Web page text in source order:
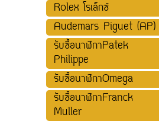
Rolex โรเล็กซ์
Audemars Piguet (AP)
รับซื้อนาฬิกาPatek
Philippe
รับซื้อนาฬิกาOmega
รับซื้อนาฬิกาFranck
Muller